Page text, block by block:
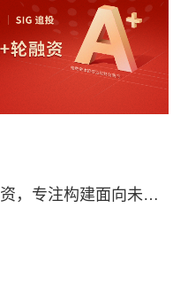
壹沓科技完成2亿元A+轮融资，专注构建面向未来的数字智能企业